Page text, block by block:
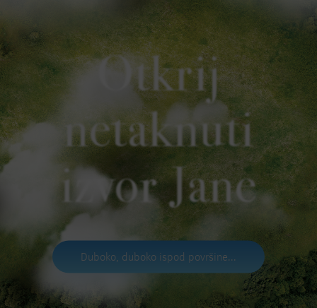
Otkrij
netaknuti
izvor Jane
Duboko, duboko ispod površine...